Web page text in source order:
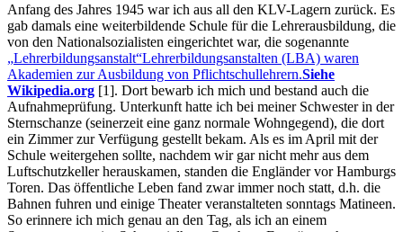
Anfang des Jahres 1945 war ich aus all den KLV-Lagern zurück. Es
gab damals eine weiterbildende Schule für die Lehrerausbildung, die
von den Nationalsozialisten eingerichtet war, die sogenannte
Lehrerbildungsanstalt Lehrerbildungsanstalten (LBA) waren
Akademien zur Ausbildung von Pflichtschullehrern.Siehe
Wikipedia.org [1]. Dort bewarb ich mich und bestand auch die
Aufnahmeprüfung. Unterkunft hatte ich bei meiner Schwester in der
Sternschanze (seinerzeit eine ganz normale Wohngegend), die dort
ein Zimmer zur Verfügung gestellt bekam. Als es im April mit der
Schule weitergehen sollte, nachdem wir gar nicht mehr aus dem
Luftschutzkeller herauskamen, standen die Engländer vor Hamburgs
Toren. Das öffentliche Leben fand zwar immer noch statt, d.h. die
Bahnen fuhren und einige Theater veranstalteten sonntags Matineen.
So erinnere ich mich genau an den Tag, als ich an einem